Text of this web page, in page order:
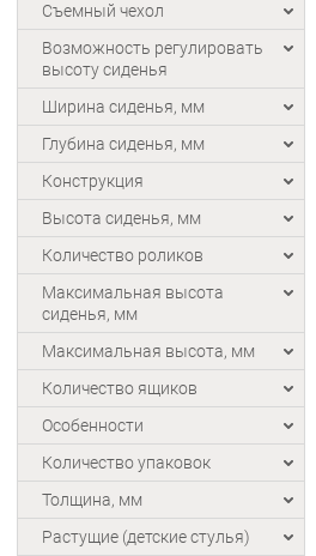
Съемный чехол
Возможность регулировать
высоту сиденья
Ширина сиденья, мм
Глубина сиденья, мм
Конструкция
Высота сиденья, мм
Количество роликов
Максимальная высота
сиденья, мм
Максимальная высота, мм
Количество ящиков
Особенности
Количество упаковок
Толщина, мм
Растущие (детские стулья)